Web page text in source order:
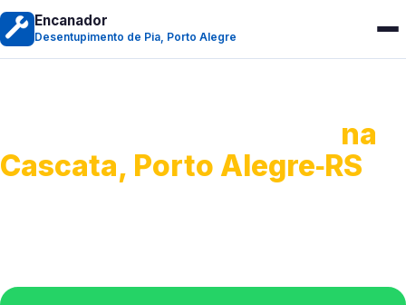
Encanador
Desentupimento de Pia, Porto Alegre
na
Cascata, Porto Alegre‑RS